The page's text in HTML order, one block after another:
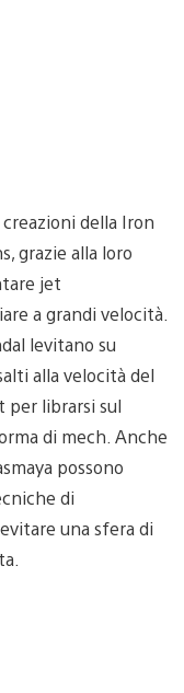
della Iron
grazie alla loro
jet
a grandi velocità.
levitano su
alla velocità del
per librarsi sul
di mech. Anche
possono
di
una sfera di